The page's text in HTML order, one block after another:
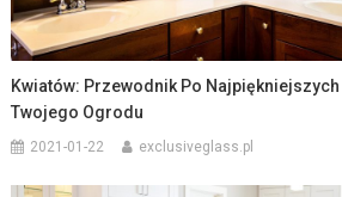
Kwiatów: Przewodnik Po
Twojego Ogrodu
2021-01-22 exclusiveglass.pl